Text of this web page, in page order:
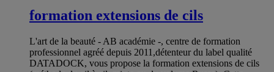
formation extensions de cils
L'art de la beauté - AB académie -, centre de formation
professionnel agréé depuis 2011,détenteur du label qualité
DATADOCK, vous propose la formation extensions de cils